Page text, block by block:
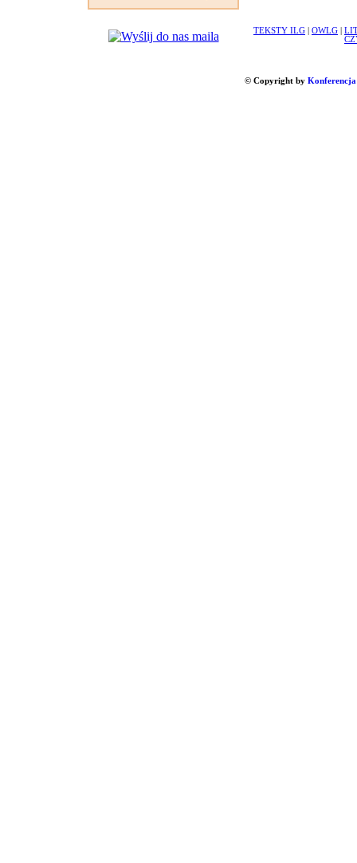
TEKSTY ILG OWLG
© Copyright by Konferencja